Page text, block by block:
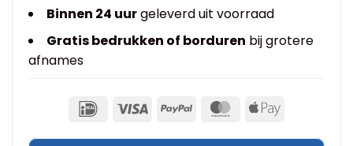
Binnen 24 uurgeleverd uit voorraad
Gratis bedrukken of borduren bij grotere
afnames